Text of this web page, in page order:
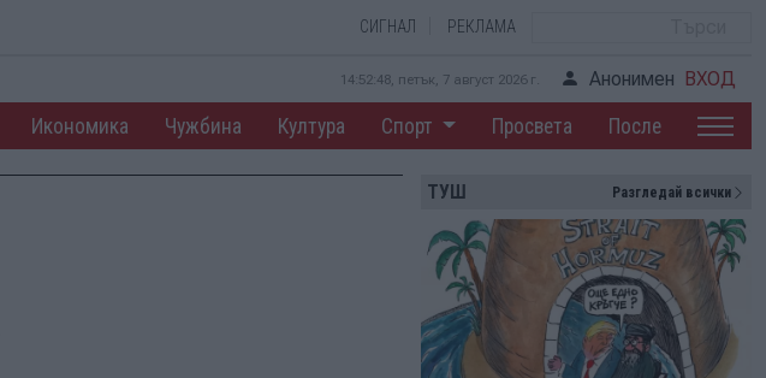
СИГНАЛ РЕКЛАМА
14:52:49, петък, 7 август 2026 г. Анонимен ВХОД
Икономика Чужбина Култура Спорт Просвета После
ТУШ Разгледай всички